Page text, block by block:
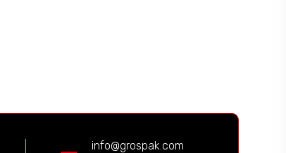
info@grospak.com